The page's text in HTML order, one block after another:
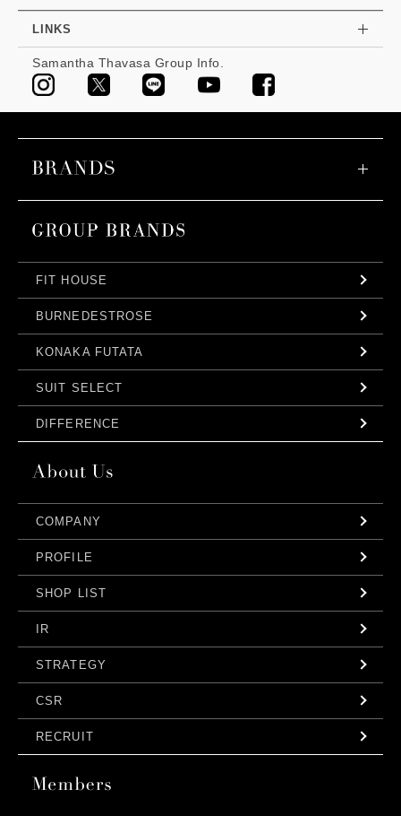
LINKS
Samantha Thavasa Group Info.
FIT HOUSE
BURNEDESTROSE
KONAKA FUTATA
SUIT SELECT
DIFFERENCE
COMPANY
PROFILE
SHOP LIST
IR
STRATEGY
CSR
RECRUIT